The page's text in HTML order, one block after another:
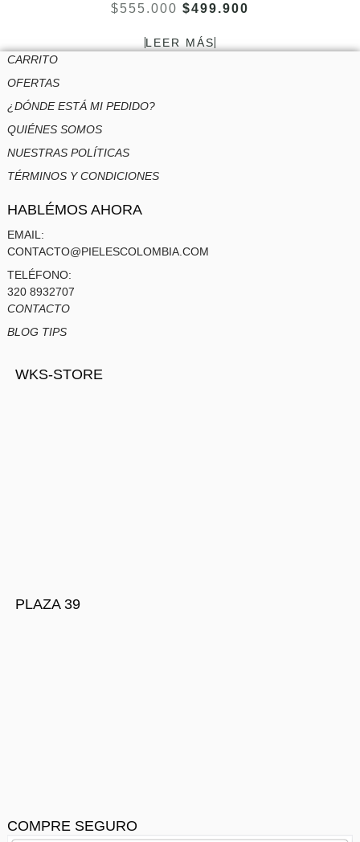
$555.000 $499.900
LEER MÁS
COMPRE SEGURO
CARRITO
OFERTAS
¿DÓNDE ESTÁ MI PEDIDO?
QUIÉNES SOMOS
NUESTRAS POLÍTICAS
TÉRMINOS Y CONDICIONES
HABLÉMOS AHORA
EMAIL:
CONTACTO@PIELESCOLOMBIA.COM
TELÉFONO:
320 8932707
CONTACTO
BLOG TIPS
WKS-STORE
PLAZA 39